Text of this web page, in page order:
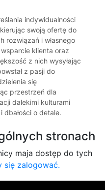
indywidualności
swoją ofertę do
rozwiązań i własnego
klienta oraz
z nich wysyłając
z pasji do
się
przestrzeń dla
dalekimi kulturami
dbałości o detale.
stronach
maja dostęp do tych
się zalogować.